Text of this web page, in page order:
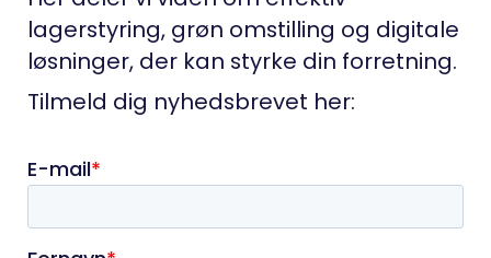
lagerstyring, grøn omstilling og digitale
løsninger, der kan styrke din forretning.
Tilmeld dig nyhedsbrevet her: